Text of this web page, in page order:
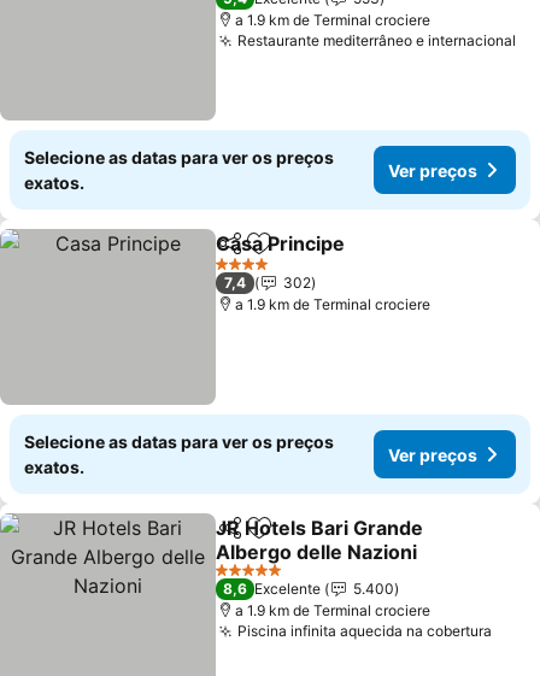
a 1.9 km de Terminal crociere
Restaurante mediterrâneo e internacional
Selecione as datas para ver os preços
exatos.
Ver preços
PartilharAdicionar aos favoritos
Casa Principe
4 Estrelas
7,4
302
a 1.9 km de Terminal crociere
Selecione as datas para ver os preços
exatos.
Ver preços
PartilharAdicionar aos favoritos
JR Hotels Bari Grande
Albergo delle Nazioni
Ver preços
5 Estrelas
8,6 Excelente
5.400
a 1.9 km de Terminal crociere
Piscina infinita aquecida na cobertura